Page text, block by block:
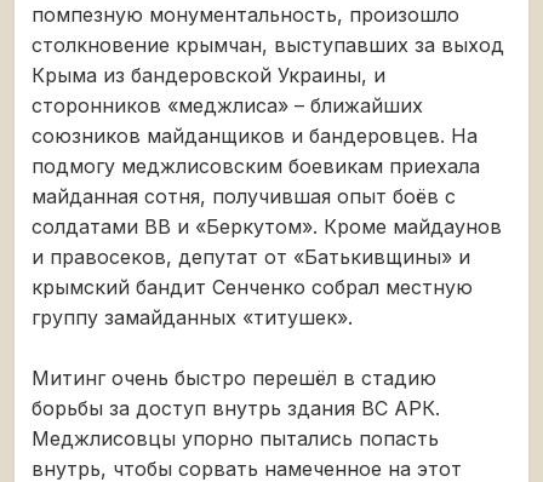
помпезную монументальность, произошло
столкновение крымчан, выступавших за выход
Крыма из бандеровской Украины, и
сторонников «меджлиса» – ближайших
союзников майданщиков и бандеровцев. На
подмогу меджлисовским боевикам приехала
майданная сотня, получившая опыт боёв с
солдатами ВВ и «Беркутом». Кроме майдаунов
и правосеков, депутат от «Батькивщины» и
крымский бандит Сенченко собрал местную
группу замайданных «титушек».
Митинг очень быстро перешёл в стадию
борьбы за доступ внутрь здания ВС АРК.
Меджлисовцы упорно пытались попасть
внутрь, чтобы сорвать намеченное на этот